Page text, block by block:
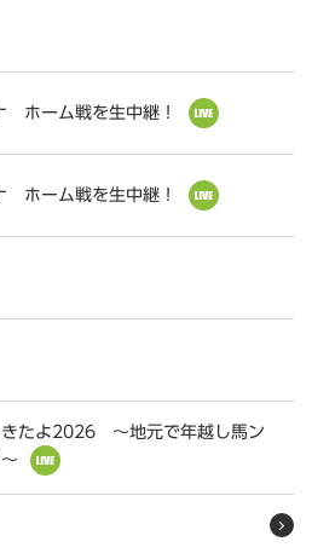
ホーム戦を生中継！
ホーム戦を生中継！
きたよ2026 ～地元で年越し馬ン